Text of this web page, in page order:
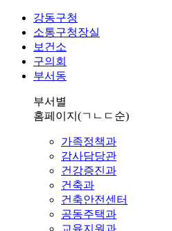
강동구청
소통구청장실
보건소
구의회
부서동
부서별
홈페이지 (ㄱㄴㄷ순)
가족정책과
감사담당관
건강증진과
건축과
건축안전센터
공동주택과
교육지원과